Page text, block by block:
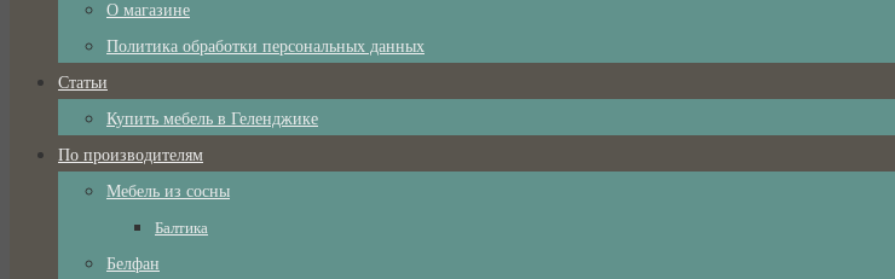
О магазине
Политика обработки персональных данных
Статьи
Купить мебель в Геленджике
По производителям
Мебель из сосны
Балтика
Белфан